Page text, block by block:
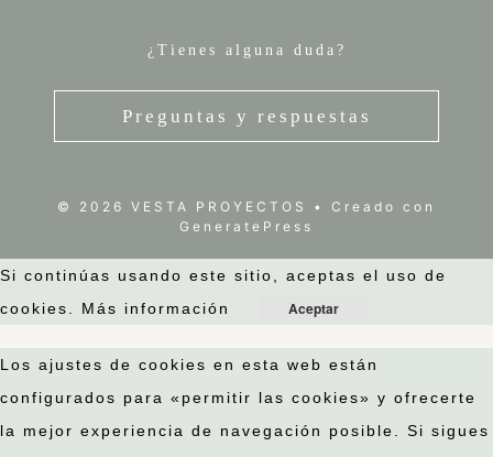
¿Tienes alguna duda?
Preguntas y respuestas
© 2026 VESTA PROYECTOS
• Creado con
GeneratePress
Si continúas usando este sitio, aceptas el uso de
cookies. Más información Aceptar
Los ajustes de cookies en esta web están
configurados para «permitir las cookies» y ofrecerte
la mejor experiencia de navegación posible. Si sigues